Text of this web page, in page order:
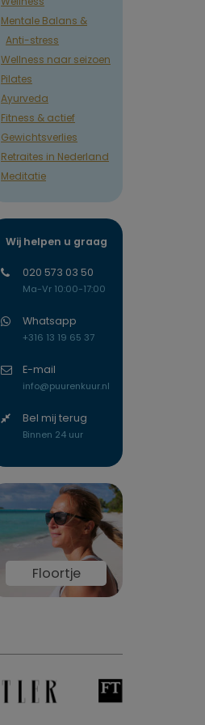
Mentale Balans &
Anti-stress
Wellness naar seizoen
Pilates
Ayurveda
Fitness & actief
Gewichtsverlies
Retraites in Nederland
Meditatie
Wij helpen u graag
020 573 03 50
Ma-Vr 10:00-17:00
Whatsapp
+316 13 19 65 37
E-mail
info@puurenkuur.nl
Bel mij terug
Binnen 24 uur
Floortje